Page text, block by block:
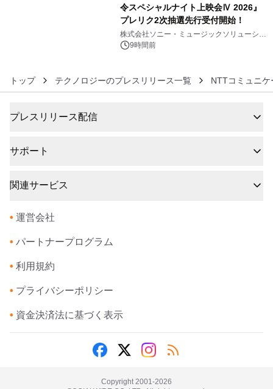
令スペシャルナイト上映会Ⅳ 2026』
プレリク2次抽選先行受付開始！
株式会社ソニー・ミュージックソリューショ
ンズ9時間前
トップ テクノロジーのプレスリリース一覧 NTTコミュニ
プレスリリース配信
サポート
関連サービス
• 運営会社
• パートナープログラム
• 利用規約
• プライバシーポリシー
• 資金決済法に基づく表示
Copyright 2001-2026